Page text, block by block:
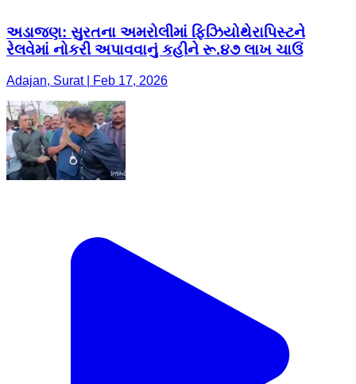
અડાજણ: સુરતના અમરોલીમાં ફિઝિયોથેરાપિસ્ટને
રેલવેમાં નોકરી અપાવવાનું કહીને રૂ.૪૭ લાખ ચાઉં
Adajan, Surat | Feb 17, 2026